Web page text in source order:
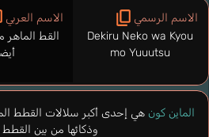
الماين كون هي إحدى أكبر سلالات القطط
وذكائها من بين
الاسم الرسمي
Dekiru Neko wa Kyou
mo Yuuutsu
الاسم العربي
القط الماهر